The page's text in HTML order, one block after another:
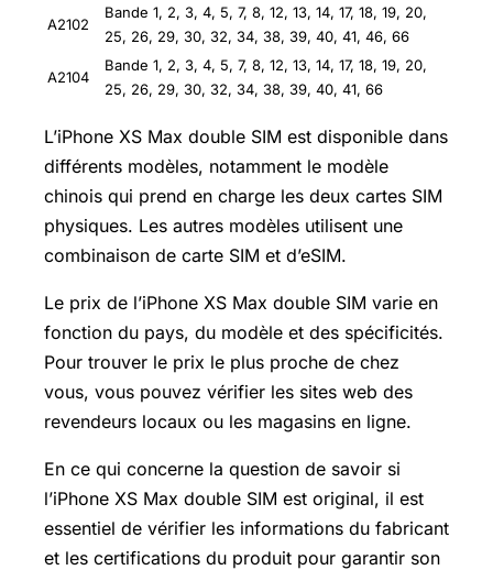
A2102
Bande 1, 2, 3, 4, 5, 7, 8, 12, 13, 14, 17, 18, 19, 20,
25, 26, 29, 30, 32, 34, 38, 39, 40, 41, 46, 66
A2104
Bande 1, 2, 3, 4, 5, 7, 8, 12, 13, 14, 17, 18, 19, 20,
25, 26, 29, 30, 32, 34, 38, 39, 40, 41, 66
L’iPhone XS Max double SIM est disponible dans
différents modèles, notamment le modèle
chinois qui prend en charge les deux cartes SIM
physiques. Les autres modèles utilisent une
combinaison de carte SIM et d’eSIM.
Le prix de l’iPhone XS Max double SIM varie en
fonction du pays, du modèle et des spécificités.
Pour trouver le prix le plus proche de chez
vous, vous pouvez vérifier les sites web des
revendeurs locaux ou les magasins en ligne.
En ce qui concerne la question de savoir si
l’iPhone XS Max double SIM est original, il est
essentiel de vérifier les informations du fabricant
et les certifications du produit pour garantir son